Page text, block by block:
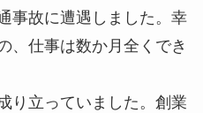
事故に遭遇しました。幸
、仕事は数か月全くでき
り立っていました。創業